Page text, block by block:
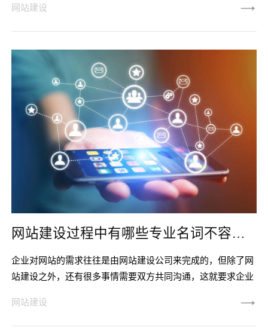
站，将能满足使用者需求，甚至达到双向的沟通，这是一般传
统媒体所做不到的。2、无限延伸它的容量不受限制，产品资
受限制，一天24小时，一星期七天，一年365天不停的运作，
随时提供服
网站建设
网站建设过程中有哪些专业名词不容忽略？
企业对网站的需求往往是由网站建设公司来完成的，但除了网
站建设之外，还有很多事情需要双方共同沟通，这就要求企业
都会遇到麻烦。今天就让我们一起来看看网站建设相关的术语
吧。让我们从网站域名开始。一般来说，网站域名是浏览器访
网站建设